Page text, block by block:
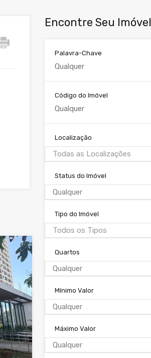
Encontre Seu Imóvel
Palavra-Chave
Código do Imóvel
Localização
Todas as Localizações
Status do Imóvel
Qualquer
Tipo do Imóvel
Todos os Tipos
Quartos
Qualquer
Mínimo Valor
Qualquer
Máximo Valor
Qualquer